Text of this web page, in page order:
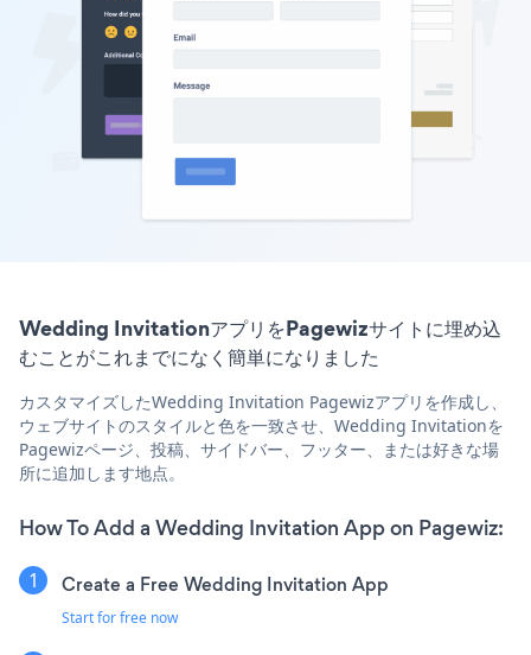
Wedding InvitationアプリをPagewizサイトに埋め込
むことがこれまでになく簡単になりました
カスタマイズしたWedding Invitation Pagewizアプリを作成し、
ウェブサイトのスタイルと色を一致させ、Wedding Invitationを
Pagewizページ、投稿、サイドバー、フッター、または好きな場
所に追加します地点。
How To Add a Wedding Invitation App on Pagewiz:
Create a Free Wedding Invitation App
Start for free now